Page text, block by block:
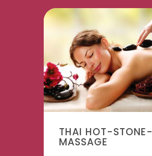
THAI HOT-STONE-
MASSAGE